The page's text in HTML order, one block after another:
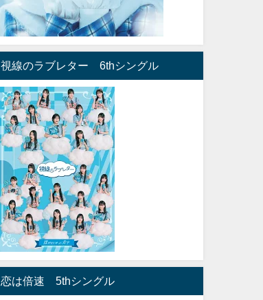
視線のラブレター 6thシングル
恋は倍速 5thシングル